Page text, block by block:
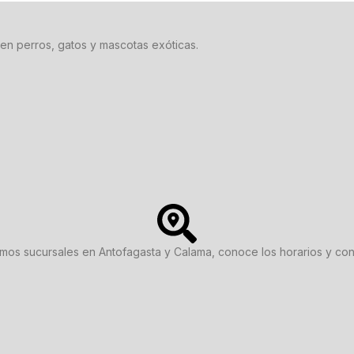
perros, gatos y mascotas exóticas.
sucursales en Antofagasta y Calama, conoce los horarios y